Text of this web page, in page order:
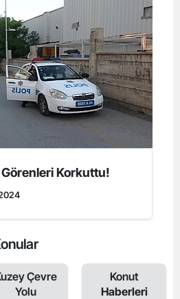
Görenleri Korkuttu!
Çevre
Yolu
Konut
Haberleri